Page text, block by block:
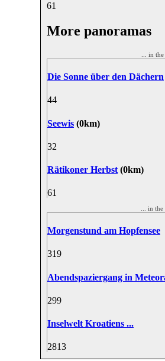
61
More panoramas
... in
Die Sonne über den Dächern
44
Seewis (0km)
32
Rätikoner Herbst (0km)
61
... in
Morgenstund am Hopfensee
319
Abendspaziergang in
299
Inselwelt Kroatiens ...
2813